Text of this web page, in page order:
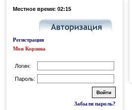
Местное время: 02:15
Регистрация
Моя Корзина
Логин:
Пароль:
Забыли пароль?